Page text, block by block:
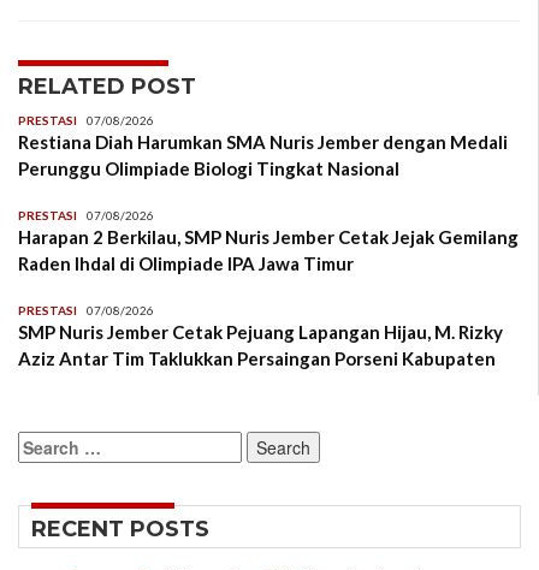
RELATED POST
PRESTASI 07/08/2026
Restiana Diah Harumkan SMA Nuris Jember dengan Medali
Perunggu Olimpiade Biologi Tingkat Nasional
PRESTASI 07/08/2026
Harapan 2 Berkilau, SMP Nuris Jember Cetak Jejak Gemilang
Raden Ihdal di Olimpiade IPA Jawa Timur
PRESTASI 07/08/2026
SMP Nuris Jember Cetak Pejuang Lapangan Hijau, M. Rizky
Aziz Antar Tim Taklukkan Persaingan Porseni Kabupaten
Search
for:
RECENT POSTS